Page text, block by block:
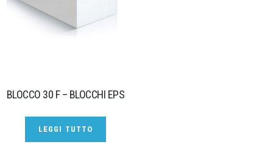
BLOCCO 30 F – BLOCCHI EPS
LEGGI TUTTO